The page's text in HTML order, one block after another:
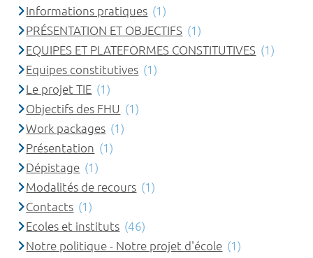
Informations pratiques (1)
PRÉSENTATION ET OBJECTIFS (1)
EQUIPES ET PLATEFORMES CONSTITUTIVES (1)
Equipes constitutives (1)
Le projet TIE (1)
Objectifs des FHU (1)
Work packages (1)
Présentation (1)
Dépistage (1)
Modalités de recours (1)
Contacts (1)
Ecoles et instituts (46)
Notre politique - Notre projet d'école (1)